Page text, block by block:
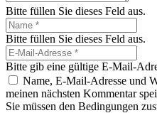
Bitte füllen Sie dieses Feld aus.
Bitte füllen Sie dieses Feld aus.
Bitte gib eine gültige E-Mail-
Name, E-Mail-Adresse und
meinen nächsten Kommentar
Sie müssen den Bedingungen